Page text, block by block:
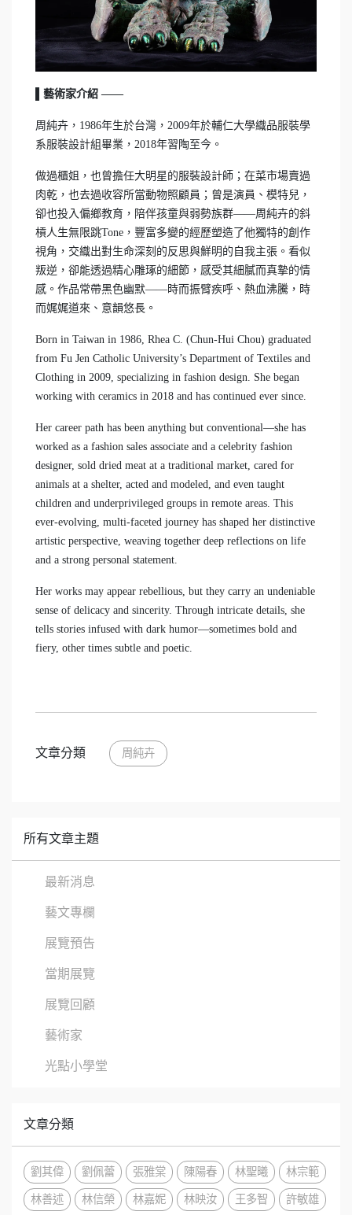
▌藝術家介紹 ——
周純卉，1986年生於台灣，2009年於輔仁大學織品服裝學
系服裝設計組畢業，2018年習陶至今。
做過櫃姐，也曾擔任大明星的服裝設計師；在菜市場賣過
肉乾，也去過收容所當動物照顧員；曾是演員、模特兒，
卻也投入偏鄉教育，陪伴孩童與弱勢族群——周純卉的斜
槓人生無限跳Tone，豐富多變的經歷塑造了他獨特的創作
視角，交織出對生命深刻的反思與鮮明的自我主張。看似
叛逆，卻能透過精心雕琢的細節，感受其細膩而真摯的情
感。作品常帶黑色幽默——時而振臂疾呼、熱血沸騰，時
而娓娓道來、意韻悠長。
Born in Taiwan in 1986, Rhea C. (Chun-Hui Chou) graduated
from Fu Jen Catholic University’s Department of Textiles and
Clothing in 2009, specializing in fashion design. She began
working with ceramics in 2018 and has continued ever since.
Her career path has been anything but conventional—she has
worked as a fashion sales associate and a celebrity fashion
designer, sold dried meat at a traditional market, cared for
animals at a shelter, acted and modeled, and even taught
children and underprivileged groups in remote areas. This
ever-evolving, multi-faceted journey has shaped her distinctive
artistic perspective, weaving together deep reflections on life
and a strong personal statement.
Her works may appear rebellious, but they carry an undeniable
sense of delicacy and sincerity. Through intricate details, she
tells stories infused with dark humor—sometimes bold and
fiery, other times subtle and poetic.
文章分類 周純卉
所有文章主題
最新消息
藝文專欄
展覽預告
當期展覽
展覽回顧
藝術家
光點小學堂
文章分類
劉其偉 劉佩蕾 張雅棠 陳陽春 林聖曦
林宗範
林善述
林信榮 林嘉妮 林映汝 王多智 許敏雄